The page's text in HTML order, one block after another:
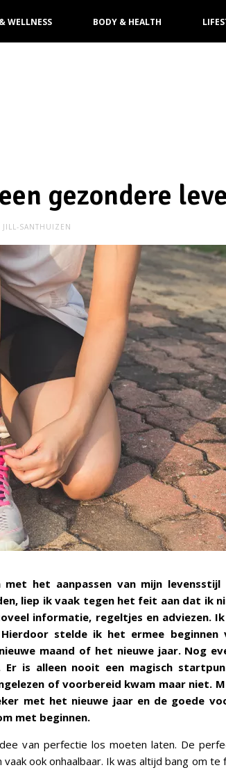
WELLNESS BODY & HEALTH
gezondere
JILL-SANTHUIZEN
het aanpassen van mijn
liep ik vaak tegen het feit aan dat ik
informatie, regeltjes en adviezen.
stelde ik het ermee
maand of het nieuwe jaar. Nog
Er is alleen nooit een magisch
of voorbereid kwam maar niet.
met het nieuwe jaar en de goede
met beginnen.
van perfectie los moeten laten. De
ook onhaalbaar. Ik was altijd bang om te